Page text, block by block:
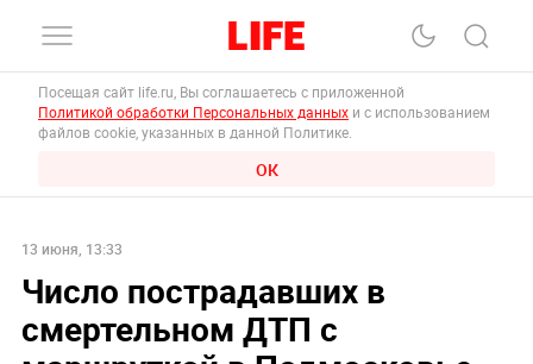
Посещая сайт life.ru, Вы соглашаетесь с приложенной
Политикой обработки Персональных данных и с использованием
файлов cookie, указанных в данной Политике.
ОК
13 июня, 13:33
Число пострадавших в
смертельном ДТП с